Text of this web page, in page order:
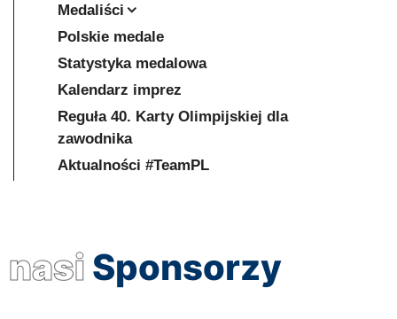
Medaliści
Polskie medale
Statystyka medalowa
Kalendarz imprez
Reguła 40. Karty Olimpijskiej dla
zawodnika
Aktualności #TeamPL
nasi Sponsorzy